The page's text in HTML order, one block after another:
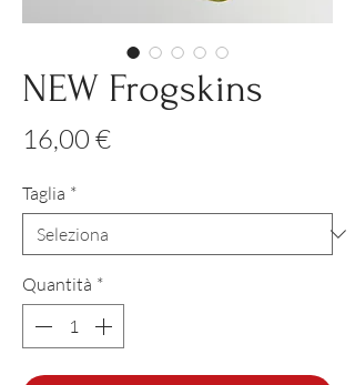
NEW Frogskins
16,00 €Prezzo
Taglia *
Quantità *